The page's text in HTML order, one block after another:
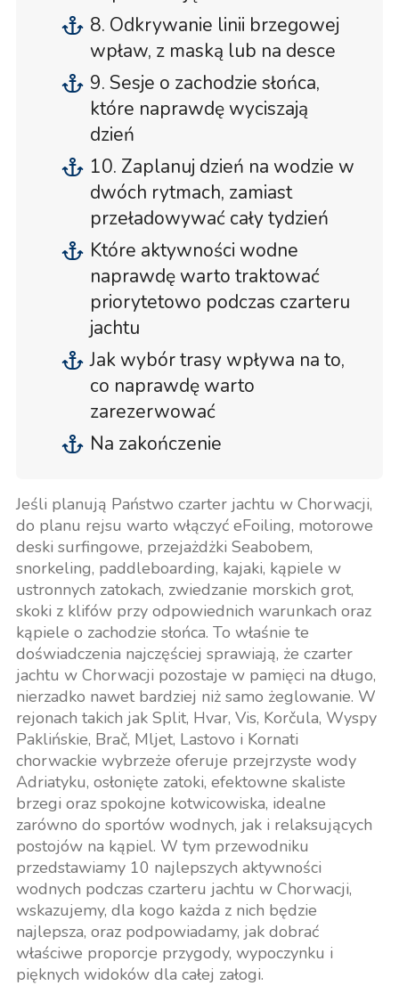
8. Odkrywanie linii brzegowej
wpław, z maską lub na desce
9. Sesje o zachodzie słońca,
które naprawdę wyciszają
dzień
10. Zaplanuj dzień na wodzie w
dwóch rytmach, zamiast
przeładowywać cały tydzień
Które aktywności wodne
naprawdę warto traktować
priorytetowo podczas czarteru
jachtu
Jak wybór trasy wpływa na to,
co naprawdę warto
zarezerwować
Na zakończenie
Jeśli planują Państwo czarter jachtu w Chorwacji,
do planu rejsu warto włączyć eFoiling, motorowe
deski surfingowe, przejażdżki Seabobem,
snorkeling, paddleboarding, kajaki, kąpiele w
ustronnych zatokach, zwiedzanie morskich grot,
skoki z klifów przy odpowiednich warunkach oraz
kąpiele o zachodzie słońca. To właśnie te
doświadczenia najczęściej sprawiają, że czarter
jachtu w Chorwacji pozostaje w pamięci na długo,
nierzadko nawet bardziej niż samo żeglowanie. W
rejonach takich jak Split, Hvar, Vis, Korčula, Wyspy
Paklińskie, Brač, Mljet, Lastovo i Kornati
chorwackie wybrzeże oferuje przejrzyste wody
Adriatyku, osłonięte zatoki, efektowne skaliste
brzegi oraz spokojne kotwicowiska, idealne
zarówno do sportów wodnych, jak i relaksujących
postojów na kąpiel. W tym przewodniku
przedstawiamy 10 najlepszych aktywności
wodnych podczas czarteru jachtu w Chorwacji,
wskazujemy, dla kogo każda z nich będzie
najlepsza, oraz podpowiadamy, jak dobrać
właściwe proporcje przygody, wypoczynku i
pięknych widoków dla całej załogi.